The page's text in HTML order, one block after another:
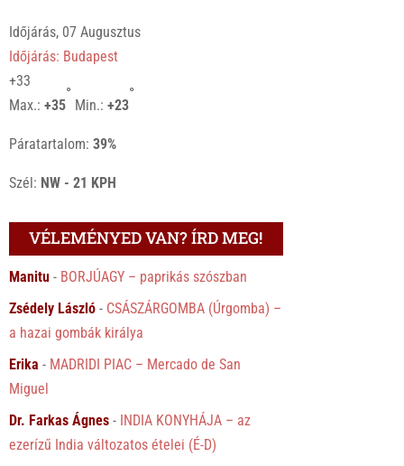
Időjárás, 07 Augusztus
Időjárás: Budapest
+33
Max.:+35
°
Min.:+23
°
Páratartalom:39%
Szél: NW - 21 KPH
VÉLEMÉNYED VAN? ÍRD MEG!
Manitu - BORJÚAGY – paprikás szószban
Zsédely László - CSÁSZÁRGOMBA (Úrgomba) –
a hazai gombák királya
Erika - MADRIDI PIAC – Mercado de San
Miguel
Dr. Farkas Ágnes - INDIA KONYHÁJA – az
ezerízű India változatos ételei (É-D)